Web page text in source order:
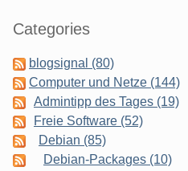
Categories
blogsignal (80)
Computer und Netze (144)
Admintipp des Tages (19)
Freie Software (52)
Debian (85)
Debian-Packages (10)